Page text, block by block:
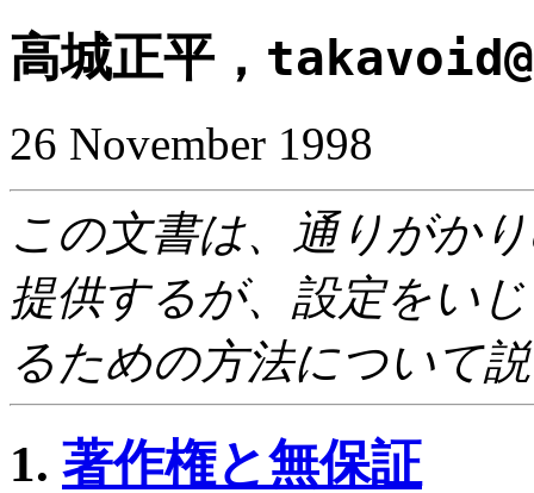
高城正平，
26 November 1998
この文書は、通りがか
提供するが、設定をい
るための方法について
1. 著作権と無保証